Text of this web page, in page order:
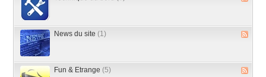
News du site (1)
Fun & Etrange (5)